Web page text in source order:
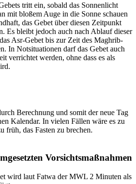
tritt ein, sobald das Sonnenlicht
mit bloßem Auge in die Sonne schauen
das Gebet über diesen Zeitpunkt
Es bleibt jedoch auch nach Ablauf dieser
Asr-Gebet bis zur Zeit des Maghrib-
In Notsituationen darf das Gebet auch
verrichtet werden, ohne dass es als
Berechnung und somit der neue Tag
Kalendar. In vielen Fällen wäre es zu
früh, das Fasten zu brechen.
Vorsichtsmaßnahmen
wird laut Fatwa der MWL 2 Minuten als